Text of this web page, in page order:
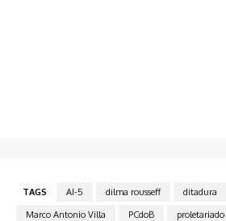
TAGS AI-5 dilma rousseff ditadura
Marco Antonio Villa
PCdoB proletariado